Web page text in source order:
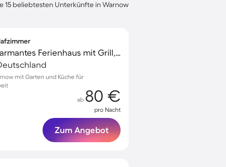
15 beliebtesten Unterkünfte in Warnow
Voll ausgestattetes charmantes Ferienhaus mit Grill, Terrasse und Garten | Haustiere sind willkommen
mit Garten und Küche für
ab 80 €
pro Nacht
Zum Angebot